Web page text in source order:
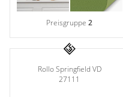
Preisgruppe2
Rollo Springfield VD
27111